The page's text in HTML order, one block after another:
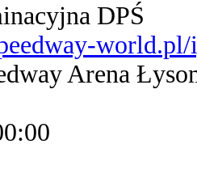
DPŚ
Arena